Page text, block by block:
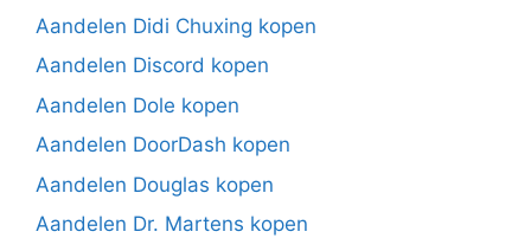
Aandelen Didi Chuxing kopen
Aandelen Discord kopen
Aandelen Dole kopen
Aandelen DoorDash kopen
Aandelen Douglas kopen
Aandelen Dr. Martens kopen